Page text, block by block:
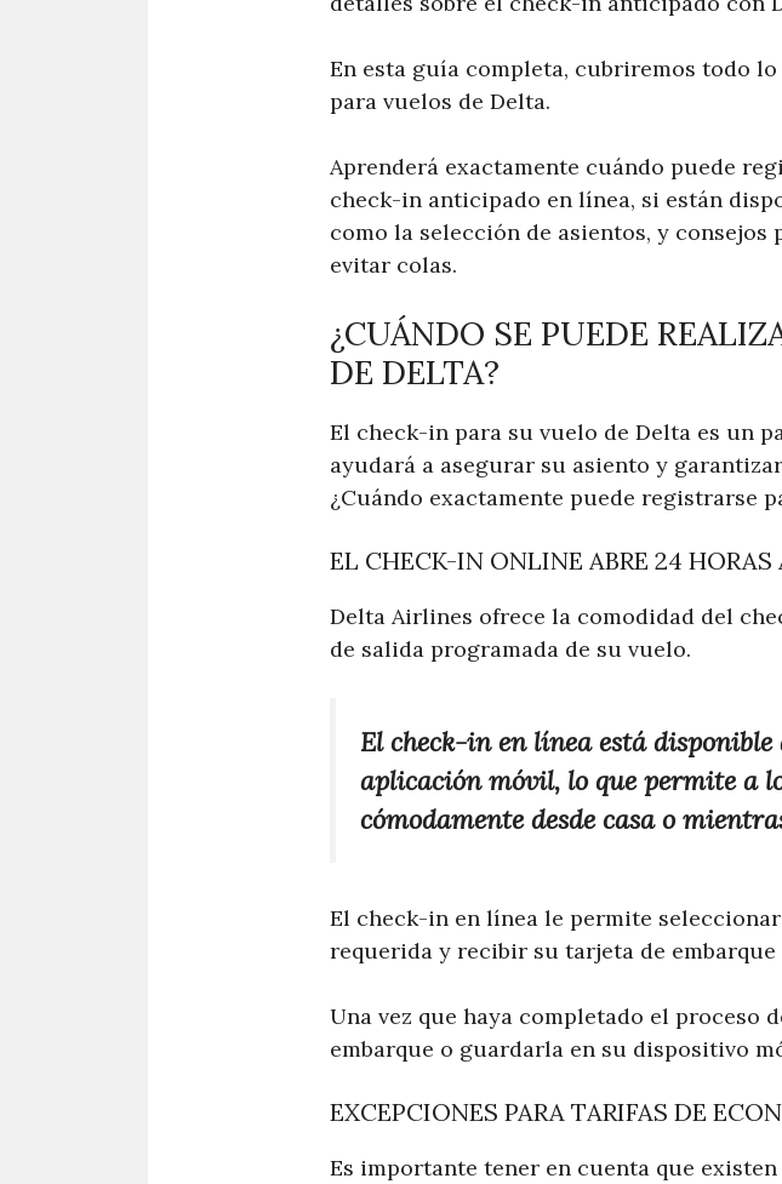
En esta guía completa, cubriremos todo
para vuelos de Delta.
Aprenderá exactamente cuándo puede
check-in anticipado en línea, si están
como la selección de asientos, y
evitar colas.
¿CUÁNDO SE PUEDE
DE DELTA?
El check-in para su vuelo de Delta es un
ayudará a asegurar su asiento y
¿Cuándo exactamente puede registrarse
EL CHECK-IN ONLINE ABRE 24
Delta Airlines ofrece la comodidad del
de salida programada de su vuelo.
El check-in en línea está
aplicación móvil, lo que permite a
cómodamente desde casa o
El check-in en línea le permite
requerida y recibir su tarjeta de
Una vez que haya completado el
embarque o guardarla en su dispositivo
EXCEPCIONES PARA TARIFAS DE
Es importante tener en cuenta que